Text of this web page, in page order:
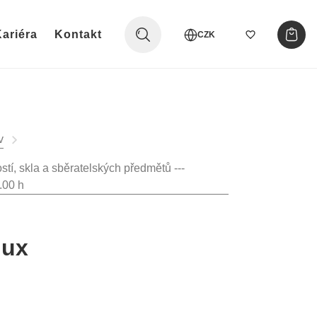
Kontakt CZK
skla a sběratelských předmětů ---
h